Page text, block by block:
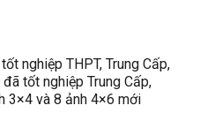
nghiệp THPT, Trung Cấp,
tốt nghiệp Trung Cấp,
3×4 và 8 ảnh 4×6 mới